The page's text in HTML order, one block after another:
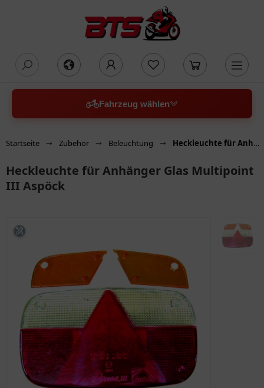
Fahrzeug wählen
Startseite Zubehör Beleuchtung Heckleuchte für Anhänger Glas Multipoint III Aspöck
Heckleuchte für Anhänger Glas Multipoint
III Aspöck